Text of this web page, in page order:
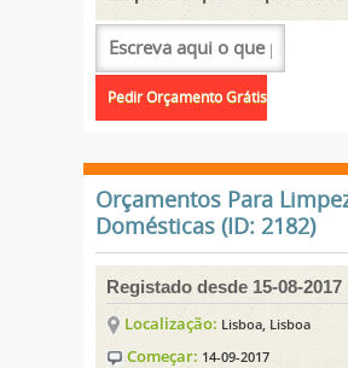
Orçamentos Para
Domésticas (ID: 2182)
Registado desde 15-08-2017
Localização: Lisboa, Lisboa
Começar: 14-09-2017